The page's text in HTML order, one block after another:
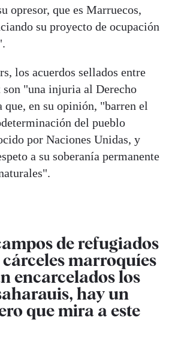
opresor, que es Marruecos,
su proyecto de ocupación
los acuerdos sellados entre
son "una injuria al Derecho
en su opinión, "barren el
del pueblo
por Naciones Unidas, y
a su soberanía permanente
de refugiados
cárceles marroquíes
encarcelados los
hay un
que mira a este